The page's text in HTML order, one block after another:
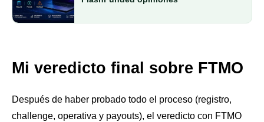
Mi veredicto final sobre FTMO
Después de haber probado todo el proceso (registro,
challenge, operativa y payouts), el veredicto con FTMO